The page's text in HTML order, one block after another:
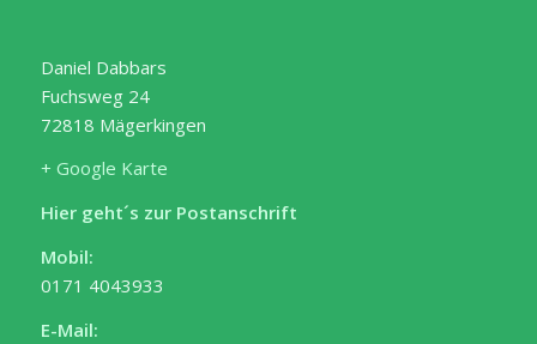
Daniel Dabbars
Fuchsweg 24
72818 Mägerkingen
+ Google Karte
Hier geht´s zur Postanschrift
Mobil:
0171 4043933
E-Mail: